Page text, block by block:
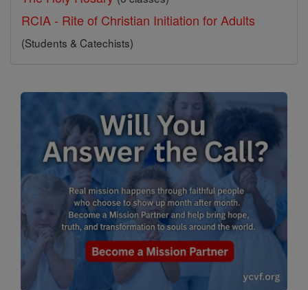
RCIA - Rite of Christian Initiation for Adults
(Students & Catechists)